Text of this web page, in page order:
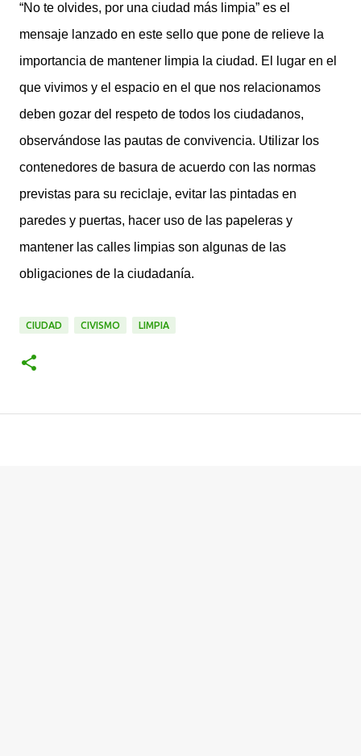
“No te olvides, por una ciudad más limpia” es el
mensaje lanzado en este sello que pone de relieve la
importancia de mantener limpia la ciudad. El lugar en el
que vivimos y el espacio en el que nos relacionamos
deben gozar del respeto de todos los ciudadanos,
observándose las pautas de convivencia. Utilizar los
contenedores de basura de acuerdo con las normas
previstas para su reciclaje, evitar las pintadas en
paredes y puertas, hacer uso de las papeleras y
mantener las calles limpias son algunas de las
obligaciones de la ciudadanía.
CIUDAD CIVISMO LIMPIA